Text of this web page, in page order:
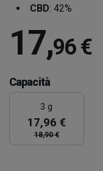
CBD: 42%
17,96 €
Capacità
3 g
17,96 €
18,90 €